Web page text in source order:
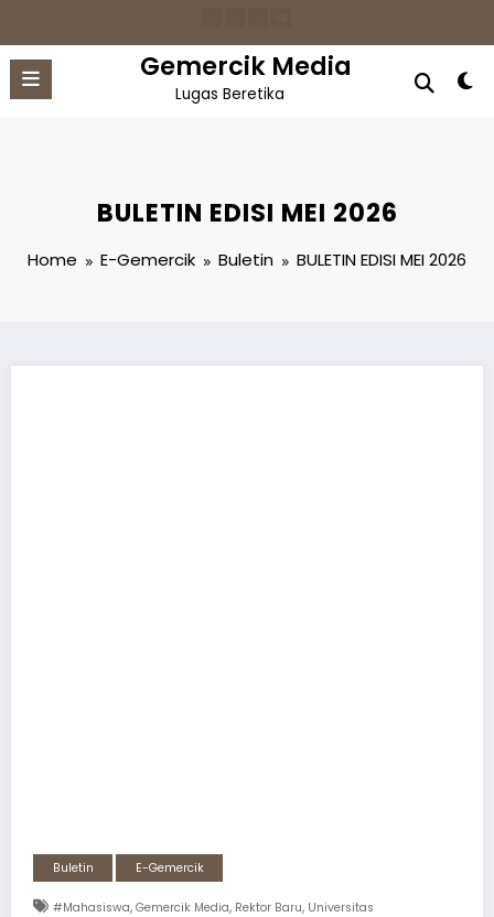
content
Gemercik Media
Lugas Beretika
BULETIN EDISI MEI 2026
Home E-Gemercik Buletin BULETIN EDISI MEI 2026
Buletin E-Gemercik
#mahasiswa, Gemercik Media, Rektor Baru, Universitas